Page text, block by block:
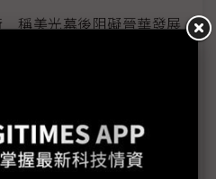
稱美光幕後阻礙晉華發展
主動調查 川普打壓中國製